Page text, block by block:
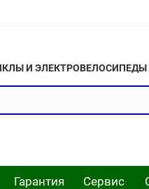
И ЭЛЕКТРОВЕЛОСИПЕДЫ
Гарантия Сервис